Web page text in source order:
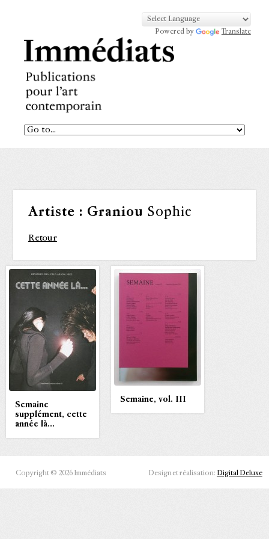
Powered by Translate
Artiste : Graniou Sophie
Retour
Semaine
supplément, cette
année là…
Semaine, vol. III
Copyright © 2026 Immédiats Design et réalisation: Digital Deluxe